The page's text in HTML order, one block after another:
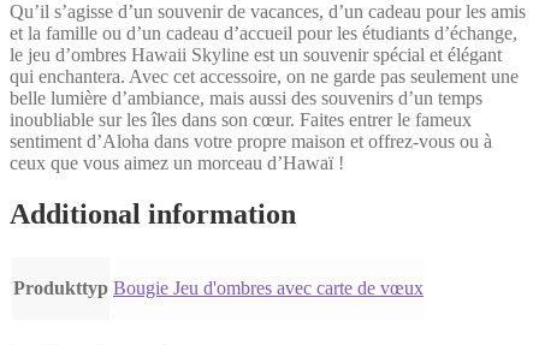
Qu’il s’agisse d’un souvenir de vacances, d’un cadeau pour les amis
et la famille ou d’un cadeau d’accueil pour les étudiants d’échange,
le jeu d’ombres Hawaii Skyline est un souvenir spécial et élégant
qui enchantera. Avec cet accessoire, on ne garde pas seulement une
belle lumière d’ambiance, mais aussi des souvenirs d’un temps
inoubliable sur les îles dans son cœur. Faites entrer le fameux
sentiment d’Aloha dans votre propre maison et offrez-vous ou à
ceux que vous aimez un morceau d’Hawaï !
Additional information
Produkttyp Bougie Jeu d'ombres avec carte de vœux